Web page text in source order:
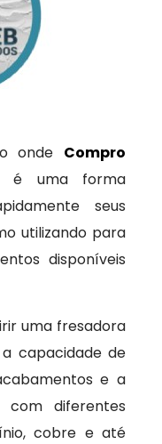
onde Compro
é uma forma
seus
utilizando para
disponíveis
uma fresadora
capacidade de
e a
com diferentes
cobre e até